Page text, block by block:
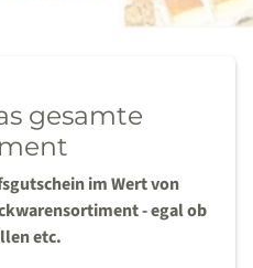
gesamte
im Wert von
- egal ob
etc.